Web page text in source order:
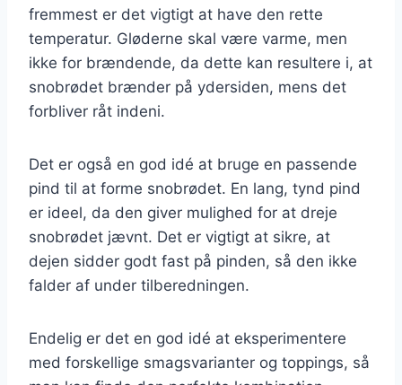
fremmest er det vigtigt at have den rette
temperatur. Gløderne skal være varme, men
ikke for brændende, da dette kan resultere i, at
snobrødet brænder på ydersiden, mens det
forbliver råt indeni.
Det er også en god idé at bruge en passende
pind til at forme snobrødet. En lang, tynd pind
er ideel, da den giver mulighed for at dreje
snobrødet jævnt. Det er vigtigt at sikre, at
dejen sidder godt fast på pinden, så den ikke
falder af under tilberedningen.
Endelig er det en god idé at eksperimentere
med forskellige smagsvarianter og toppings, så